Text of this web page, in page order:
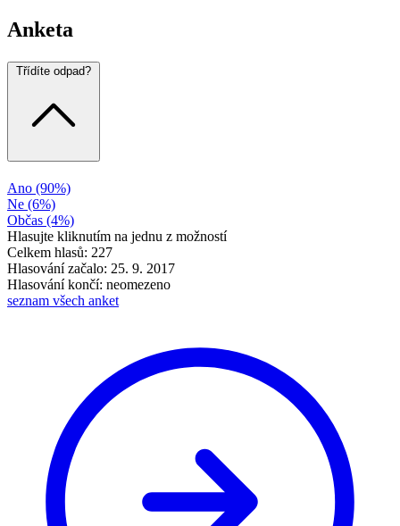
Anketa
Třídíte odpad?
Ano (90%)
Ne (6%)
Občas (4%)
Hlasujte kliknutím na jednu z možností
Celkem hlasů: 227
Hlasování začalo: 25. 9. 2017
Hlasování končí: neomezeno
seznam všech anket